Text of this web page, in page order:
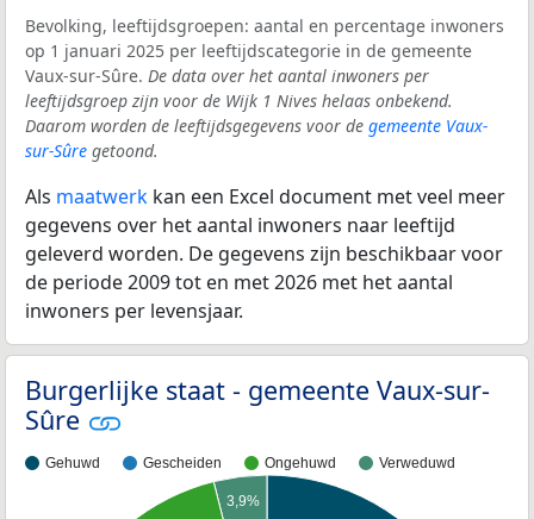
Bevolking, leeftijdsgroepen: aantal en percentage inwoners
op 1 januari 2025 per leeftijdscategorie in de gemeente
Vaux-sur-Sûre. De data over het aantal inwoners per
leeftijdsgroep zijn voor de Wijk 1 Nives helaas onbekend.
Daarom worden de leeftijdsgegevens voor de gemeente Vaux-
sur-Sûre getoond.
Als maatwerk kan een Excel document met veel meer
gegevens over het aantal inwoners naar leeftijd
geleverd worden. De gegevens zijn beschikbaar voor
de periode 2009 tot en met 2026 met het aantal
inwoners per levensjaar.
Burgerlijke staat - gemeente Vaux-sur-
Sûre
Gehuwd Gescheiden Ongehuwd Verweduwd
3,9%